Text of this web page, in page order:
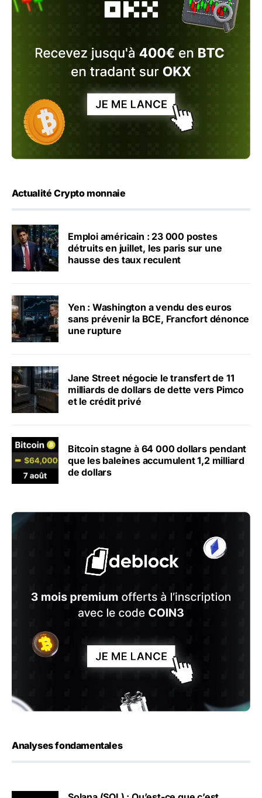
Actualité Crypto monnaie
Emploi américain : 23 000 postes
détruits en juillet, les paris sur une
hausse des taux reculent
Yen : Washington a vendu des euros
sans prévenir la BCE, Francfort dénonce
une rupture
Jane Street négocie le transfert de 11
milliards de dollars de dette vers Pimco
et le crédit privé
Bitcoin stagne à 64 000 dollars pendant
que les baleines accumulent 1,2 milliard
de dollars
Analyses fondamentales